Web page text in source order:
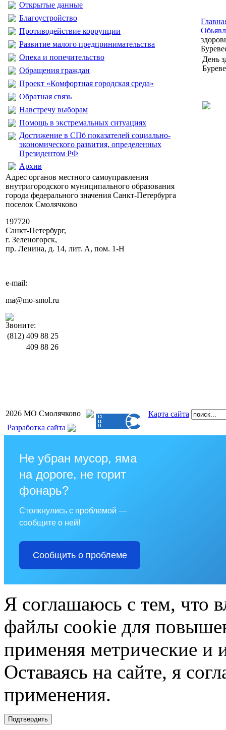
Открытые данные
Благоустройство
Противодействие коррупции
Развитие малого предпринимательства
Опека и попечительство
Обращения граждан
Проект «Комфортная городская среда»
Обратная связь
Навстречу выборам
Помощь в экстремальных ситуациях
Достижение в СПб показателей социально-
экономического развития, определенных
Президентом РФ
Архив
Адрес органов местного самоуправления
внутригородского муниципального образования
города федерального значения Санкт-Петербурга
поселок Смолячково
197720
Санкт-Петербург,
г. Зеленогорск,
пр. Ленина, д. 14, лит. А, пом. 1-Н
e-mail:
ma@mo-smol.ru
Звоните:
(812) 409 88 25
409 88 26
День
2026 МО Смолячково
Карта сайта
Разработка сайта
Не убран мусор, яма
на дороге, не горит
фонарь?
Столкнулись с проблемой —
сообщите о ней!
Сообщить о проблеме
Я соглашаюсь с тем, что
файлы cookie для
применяя метрические и
Оставаясь на сайте, я
применения.
Подтвердить